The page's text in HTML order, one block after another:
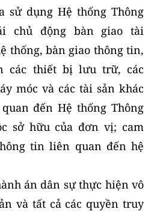
sử dụng Hệ thống Thông
chủ động bàn giao tài
thống, bàn giao thông tin,
các thiết bị lưu trữ, các
móc và các tài sản khác
đến Hệ thống Thông
sở hữu của đơn vị; cam
tin liên quan đến hệ
án dân sự thực hiện vô
và tất cả các quyền truy